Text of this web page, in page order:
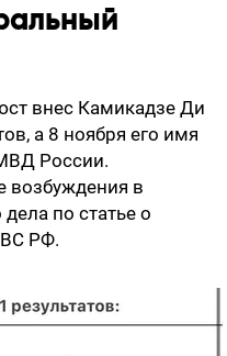
внес Камикадзе Ди
а 8 ноября его имя
России.
возбуждения в
по статье о
ВС РФ.